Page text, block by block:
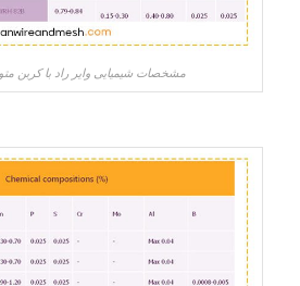
مشخصات شیمیایی وایر راد با کربن